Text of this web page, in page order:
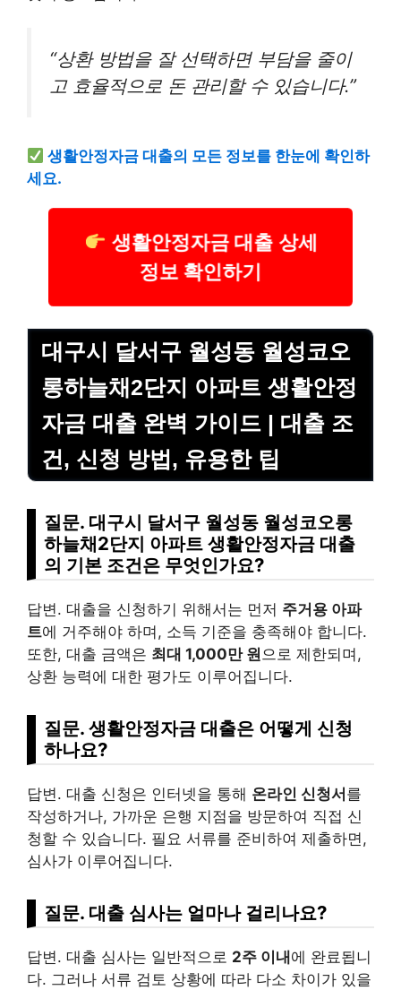
“상환 방법을 잘 선택하면 부담을 줄이
고 효율적으로 돈 관리할 수 있습니다.”
생활안정자금 대출의 모든 정보를 한눈에 확인하
세요.
생활안정자금 대출 상세
정보 확인하기
대구시 달서구 월성동 월성코오
롱하늘채2단지 아파트 생활안정
자금 대출 완벽 가이드 | 대출 조
건, 신청 방법, 유용한 팁
질문. 대구시 달서구 월성동 월성코오롱
하늘채2단지 아파트 생활안정자금 대출
의 기본 조건은 무엇인가요?
답변. 대출을 신청하기 위해서는 먼저 주거용 아파
트에 거주해야 하며, 소득 기준을 충족해야 합니다.
또한, 대출 금액은 최대 1,000만 원으로 제한되며,
상환 능력에 대한 평가도 이루어집니다.
질문. 생활안정자금 대출은 어떻게 신청
하나요?
답변. 대출 신청은 인터넷을 통해 온라인 신청서 를
작성하거나, 가까운 은행 지점을 방문하여 직접 신
청할 수 있습니다. 필요 서류를 준비하여 제출하면,
심사가 이루어집니다.
질문. 대출 심사는 얼마나 걸리나요?
답변. 대출 심사는 일반적으로 2주 이내 에 완료됩니
다. 그러나 서류 검토 상황에 따라 다소 차이가 있을